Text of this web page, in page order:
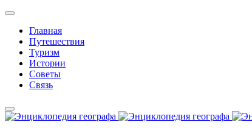
Главная
Путешествия
Туризм
Истории
Советы
Связь